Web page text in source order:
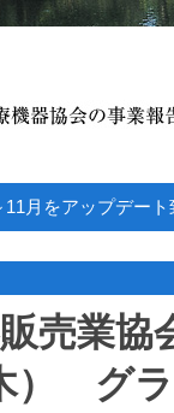
月をアップデー
販売業
） グ